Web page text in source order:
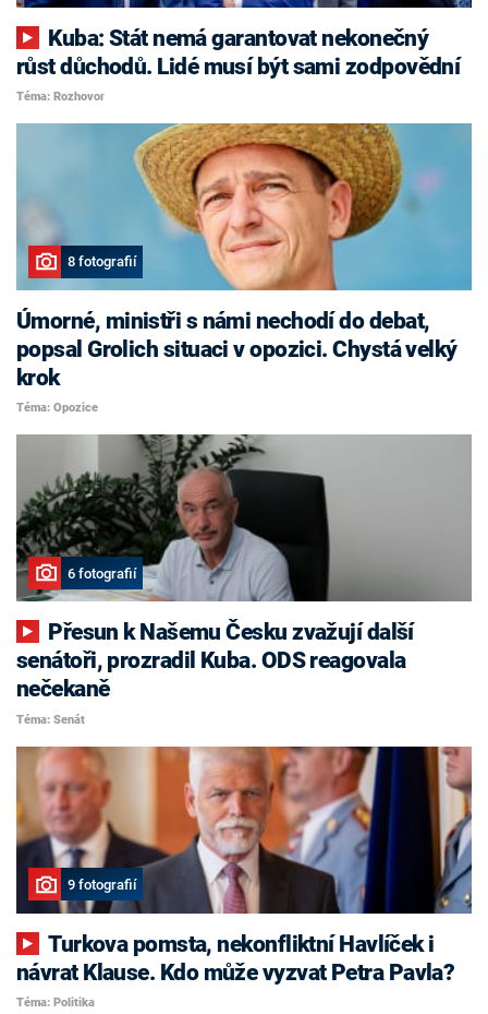
růst důchodů. Lidé musí být sami zodpovědní
Téma: Rozhovor
8 fotografií
Úmorné, ministři s námi nechodí do debat,
popsal Grolich situaci v opozici. Chystá velký
krok
Téma: Opozice
6 fotografií
senátoři, prozradil Kuba. ODS reagovala
nečekaně
Téma: Senát
9 fotografií
Turkova pomsta, nekonfliktní Havlíček i
návrat Klause. Kdo může vyzvat Petra Pavla?
Téma: Politika